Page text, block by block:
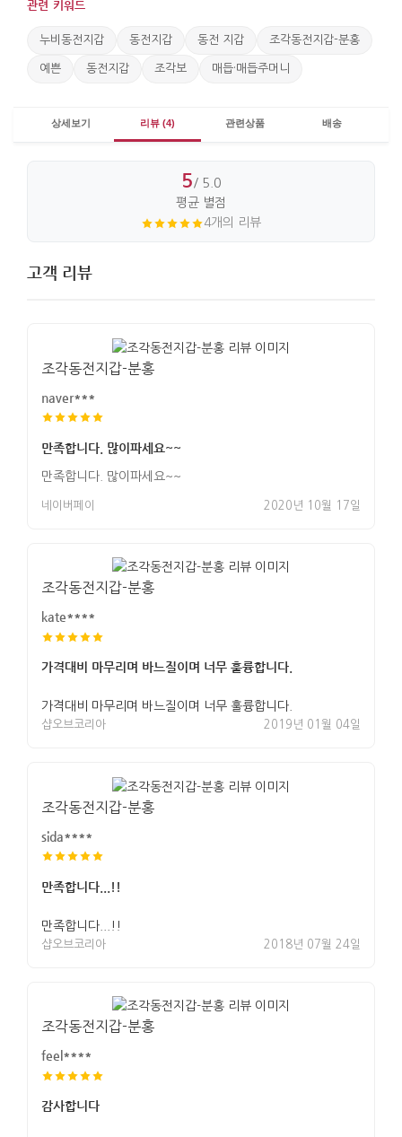
관련 키워드
누비동전지갑 동전지갑 동전 지갑 조각동전지갑-분홍
예쁜 동전지갑 조각보 매듭·매듭주머니
상세보기 리뷰 (4) 관련상품 배송
5/ 5.0
평균 별점
4개의 리뷰
고객 리뷰
조각동전지갑-분홍
naver***
만족합니다. 많이파세요~~
만족합니다. 많이파세요~~
네이버페이 2020년 10월 17일
조각동전지갑-분홍
kate****
가격대비 마무리며 바느질이며 너무 훌륭합니다.
가격대비 마무리며 바느질이며 너무 훌륭합니다.
샵오브코리아 2019년 01월 04일
조각동전지갑-분홍
sida****
만족합니다...!!
만족합니다...!!
샵오브코리아 2018년 07월 24일
조각동전지갑-분홍
feel****
감사합니다